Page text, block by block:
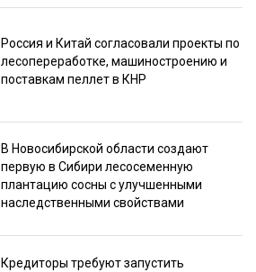
Россия и Китай согласовали проекты по
лесопереработке, машиностроению и
поставкам пеллет в КНР
В Новосибирской области создают
первую в Сибири лесосеменную
плантацию сосны с улучшенными
наследственными свойствами
Кредиторы требуют запустить